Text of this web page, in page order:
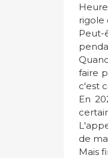
rigole
faire
c'est
En
de
Mais